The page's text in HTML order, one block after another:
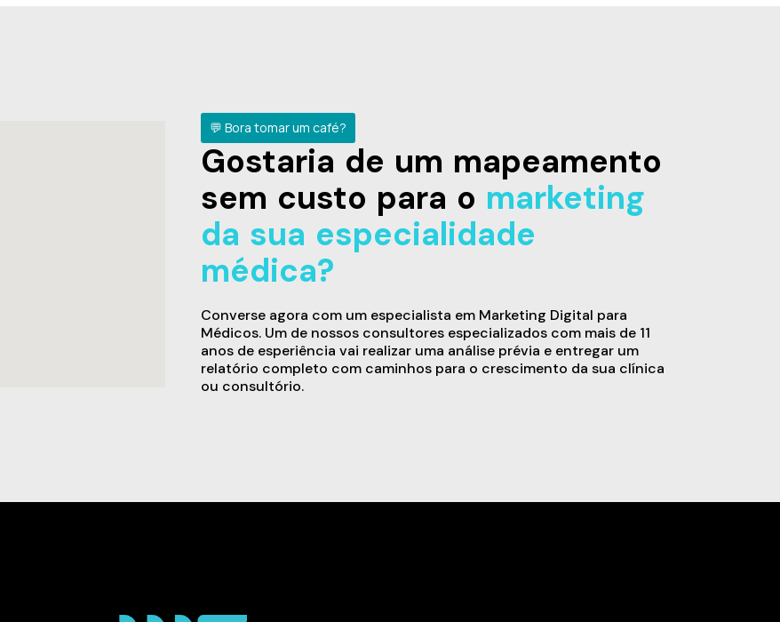
💬 Bora tomar um café?
Gostaria de um mapeamento
sem custo para o marketing
da sua especialidade
médica?
Converse agora com um especialista em Marketing Digital para
Médicos. Um de nossos consultores especializados com mais de 11
anos de esperiência vai realizar uma análise prévia e entregar um
relatório completo com caminhos para o crescimento da sua clínica
ou consultório.